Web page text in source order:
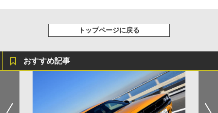
トップページに戻る
おすすめ記事